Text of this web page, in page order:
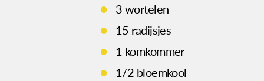
3 wortelen
15 radijsjes
1 komkommer
1/2 bloemkool